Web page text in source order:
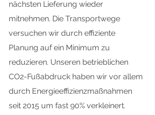
nächsten Lieferung wieder
mitnehmen. Die Transportwege
versuchen wir durch effiziente
Planung auf ein Minimum zu
reduzieren. Unseren betrieblichen
CO2-Fußabdruck haben wir vor allem
durch Energieeffizienzmaßnahmen
seit 2015 um fast 90% verkleinert.